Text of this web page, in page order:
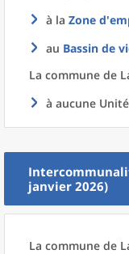
à la Zone
au Bassin de
La commune de
à aucune
janvier 2026)
La commune de